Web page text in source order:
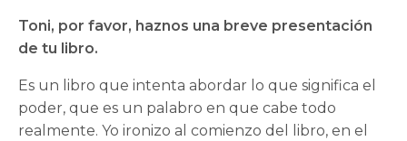
Toni, por favor, haznos una breve presentación
de tu libro.
Es un libro que intenta abordar lo que significa el
poder, que es un palabro en que cabe todo
realmente. Yo ironizo al comienzo del libro, en el